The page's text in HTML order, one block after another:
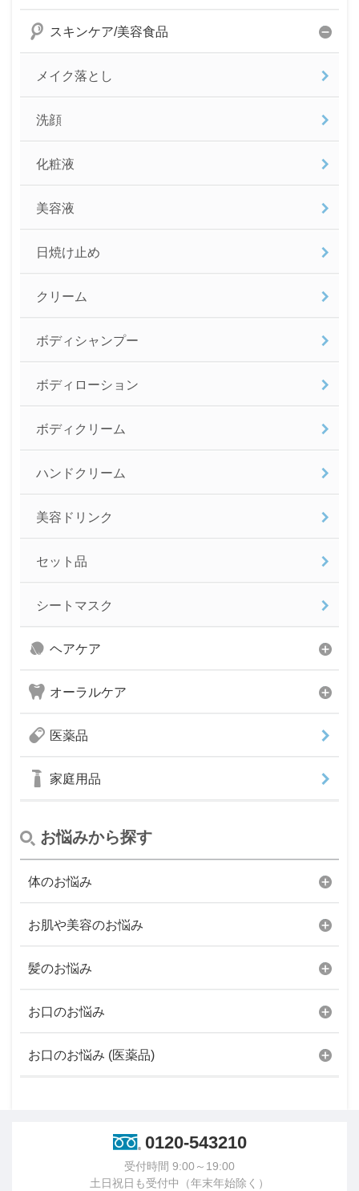
スキンケア/美容食品
メイク落とし
洗顔
化粧液
美容液
日焼け止め
クリーム
ボディシャンプー
ボディローション
ボディクリーム
ハンドクリーム
美容ドリンク
セット品
シートマスク
ヘアケア
オーラルケア
医薬品
家庭用品
お悩みから探す
体のお悩み
お肌や美容のお悩み
髪のお悩み
お口のお悩み
お口のお悩み (医薬品)
0120-543210
受付時間 9:00～19:00
土日祝日も受付中（年末年始除く）